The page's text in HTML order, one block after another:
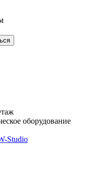
оборудование